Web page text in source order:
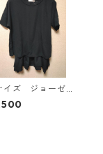
イズ ジョーゼッ
イヤード風プル
バー ブラック